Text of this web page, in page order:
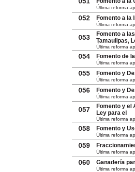
Última reforma
052 Fomento a la
Última reforma
053
Fomento a
Tamaulipas,
Última reforma
054 Fomento de
Última reforma
055 Fomento y
Última reforma
056 Fomento y
Última reforma
057
Fomento y el
Ley para el
Última reforma
058 Fomento y
Última reforma
059
Última reforma
060 Ganadería
Última reforma